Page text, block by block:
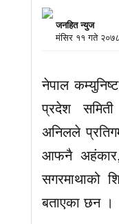
जनहित न्युज
मंसिर ११ गते २०७८
नेपाल
प्रदेश
अनिलले
आफनै
सगरमाथाको
बताएका छन ।